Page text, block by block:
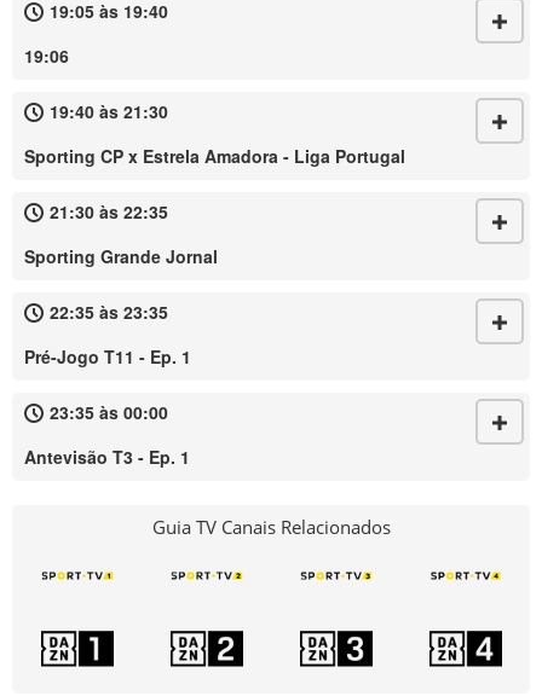
19:05 às 19:40
19:06
19:40 às 21:30
Sporting CP x Estrela Amadora - Liga Portugal
21:30 às 22:35
Sporting Grande Jornal
22:35 às 23:35
Pré-Jogo T11 - Ep. 1
23:35 às 00:00
Antevisão T3 - Ep. 1
Guia TV Canais Relacionados